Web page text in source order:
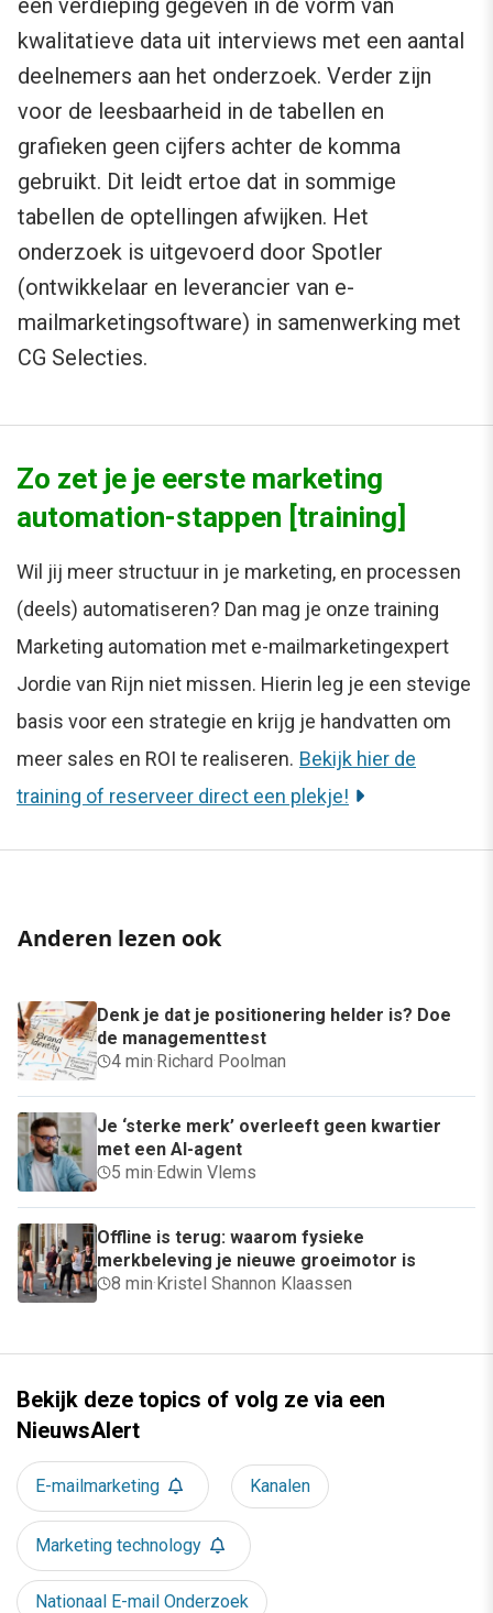
kwalitatieve data uit interviews met een aantal
deelnemers aan het onderzoek. Verder zijn
voor de leesbaarheid in de tabellen en
grafieken geen cijfers achter de komma
gebruikt. Dit leidt ertoe dat in sommige
tabellen de optellingen afwijken. Het
onderzoek is uitgevoerd door Spotler
(ontwikkelaar en leverancier van e-
mailmarketingsoftware) in samenwerking met
CG Selecties.
Zo zet je je eerste marketing
automation-stappen [training]
Wil jij meer structuur in je marketing, en processen
(deels) automatiseren? Dan mag je onze training
Marketing automation met e-mailmarketingexpert
Jordie van Rijn niet missen. Hierin leg je een stevige
basis voor een strategie en krijg je handvatten om
meer sales en ROI te realiseren. Bekijk hier de
training of reserveer direct een plekje!
Anderen lezen ook
Denk je dat je positionering helder is? Doe
de managementtest
4 min·Richard Poolman
Je ‘sterke merk’ overleeft geen kwartier
met een AI-agent
5 min·Edwin Vlems
Offline is terug: waarom fysieke
merkbeleving je nieuwe groeimotor is
8 min·Kristel Shannon Klaassen
Bekijk deze topics of volg ze via een
NieuwsAlert
E-mailmarketing Kanalen
Marketing technology
Nationaal E-mail Onderzoek